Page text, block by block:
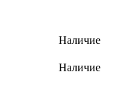
Наличие